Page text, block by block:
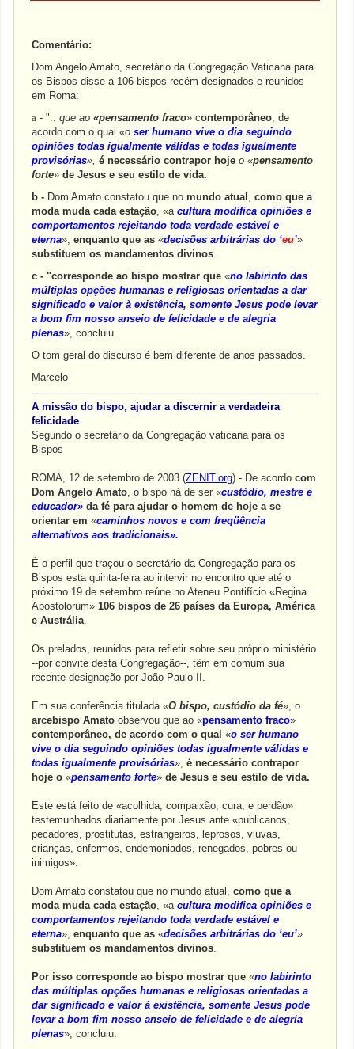
Comentário:
Dom Angelo Amato, secretário da Congregação Vaticana para
os Bispos disse a 106 bispos recém designados e reunidos
em Roma:
a - "..que ao«pensamento fraco» contemporâneo, de
acordo com o qual«o ser humano vive o dia seguindo
opiniões todas igualmente válidas e todas igualmente
provisórias»,é necessário contrapor hoje o «pensamento
forte» de Jesus e seu estilo de vida.
b - Dom Amato constatou que nomundo atual ,como que a
moda muda cada estação, «acultura modifica opiniões e
comportamentos rejeitando toda verdade estável e
eterna»,enquanto que as «decisões arbitrárias do ‘eu’»
substituem os mandamentos divinos.
c -"corresponde ao bispo mostrar que «no labirinto das
múltiplas opções humanas e religiosas orientadas a dar
significado e valor à existência, somente Jesus pode levar
a bom fim nosso anseio de felicidade e de alegria
plenas», concluiu.
O tom geral do discurso é bem diferente de anos passados.
Marcelo
A missão do bispo, ajudar a discernir a verdadeira
felicidade
Segundo o secretário da Congregação vaticana para os
Bispos
ROMA, 12 de setembro de 2003 (ZENIT.org).- De acordocom
Dom Angelo Amato , o bispo há de ser «custódio, mestre e
educador» da fé para ajudar o homem de hoje a se
orientar em «caminhos novos e com freqüência
alternativos aos tradicionais».
É o perfil que traçou o secretário da Congregação para os
Bispos esta quinta-feira ao intervir no encontro que até o
próximo 19 de setembro reúne no Ateneu Pontifício «Regina
Apostolorum» 106 bispos de 26 países da Europa, América
e Austrália
Os prelados, reunidos para refletir sobre seu próprio ministério
--por convite desta Congregação--, têm em comum sua
recente designação por João Paulo II.
Em sua conferência titulada «O bispo, custódio da fé», o
arcebispo Amato observou que ao «pensamento fraco»
contemporâneo, de acordo com o qual «o ser humano
vive o dia seguindo opiniões todas igualmente válidas e
todas igualmente provisórias»,é necessário contrapor
hoje o «pensamento forte»de Jesus e seu estilo de vida.
Este está feito de «acolhida, compaixão, cura, e perdão»
testemunhados diariamente por Jesus ante «publicanos,
pecadores, prostitutas, estrangeiros, leprosos, viúvas,
crianças, enfermos, endemoniados, renegados, pobres ou
inimigos».
Dom Amato constatou que no mundo atual,como que a
moda muda cada estação , «a cultura modifica opiniões e
comportamentos rejeitando toda verdade estável e
eterna»,enquanto que as «decisões arbitrárias do ‘eu’»
substituem os mandamentos divinos
Por isso corresponde ao bispo mostrar que «no labirinto
das múltiplas opções humanas e religiosas orientadas a
dar significado e valor à existência, somente Jesus pode
levar a bom fim nosso anseio de felicidade e de alegria
plenas», concluiu.